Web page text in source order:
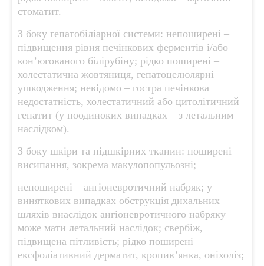
стоматит.
З боку гепатобіліарної системи: непоширені –
підвищення рівня печінкових ферментів і/або
кон’югованого білірубіну; рідко поширені –
холестатична жовтяниця, гепатоцелюлярні
ушкодження; невідомо – гостра печінкова
недостатність, холестатичний або цитолітичний
гепатит (у поодиноких випадках – з летальним
наслідком).
З боку шкіри та підшкірних тканин: поширені –
висипання, зокрема макулопопульозні;
непоширені – ангіоневротичний набряк; у
виняткових випадках обструкція дихальних
шляхів внаслідок ангіоневротичного набряку
може мати летальний наслідок; свербіж,
підвищена пітливість; рідко поширені –
ексфоліативний дерматит, кропив’янка, оніхоліз;